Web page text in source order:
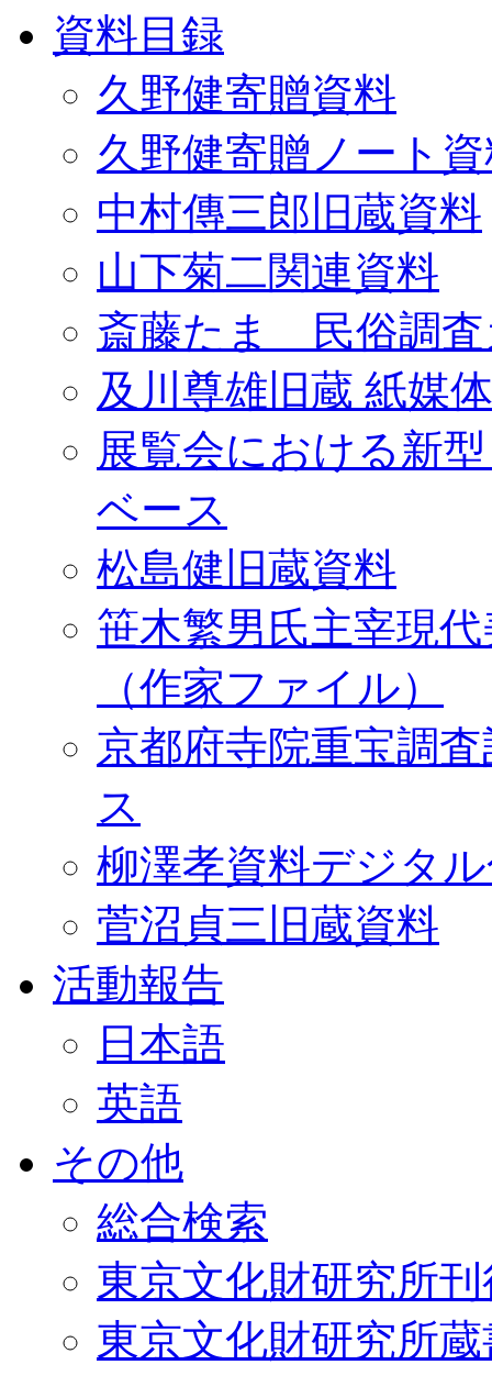
資料目録
久野健寄贈資料
久野健寄贈ノート
中村傳三郎旧蔵資料
山下菊二関連資料
斎藤たま 民俗調査
及川尊雄旧蔵 紙媒
展覧会における新
ベース
松島健旧蔵資料
笹木繁男氏主宰現
（作家ファイル）
京都府寺院重宝調
ス
柳澤孝資料デジタ
菅沼貞三旧蔵資料
活動報告
日本語
英語
その他
総合検索
東京文化財研究所
東京文化財研究所